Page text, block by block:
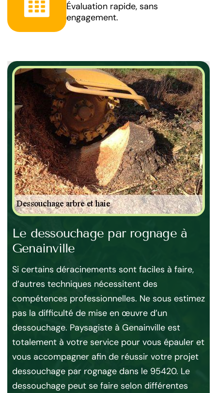
Évaluation rapide, sans
engagement.
Le dessouchage par rognage à
Genainville
Si certains déracinements sont faciles à faire,
d’autres techniques nécessitent des
compétences professionnelles. Ne sous estimez
pas la difficulté de mise en œuvre d’un
dessouchage. Paysagiste à Genainville est
totalement à votre service pour vous épauler et
vous accompagner afin de réussir votre projet
dessouchage par rognage dans le 95420. Le
dessouchage peut se faire selon différentes